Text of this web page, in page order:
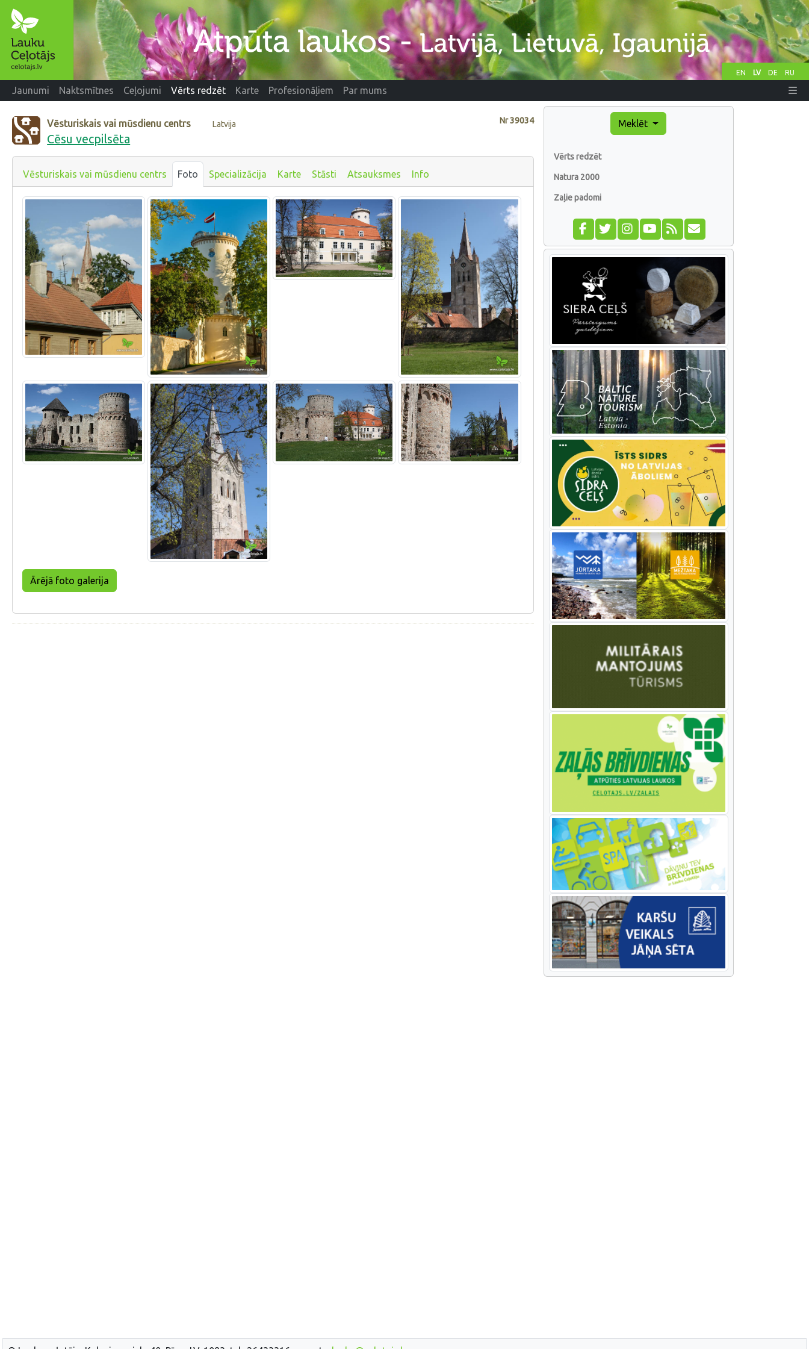
EN LV DE RU
Jaunumi Naktsmītnes Ceļojumi Vērts redzēt Karte Profesionāļiem Par mums
Nr39034
Vēsturiskais vai mūsdienu centrs Latvija
Cēsu vecpilsēta
Vēsturiskais vai mūsdienu centrs Foto Specializācija Karte Stāsti Atsauksmes Info
Ārējā foto galerija
Meklēt
Vērts redzēt
Natura 2000
Zaļie padomi